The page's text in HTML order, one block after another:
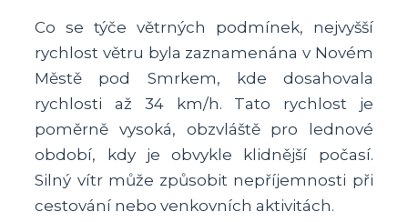
Co se týče větrných podmínek, nejvyšší
rychlost větru byla zaznamenána v Novém
Městě pod Smrkem, kde dosahovala
rychlosti až 34 km/h. Tato rychlost je
poměrně vysoká, obzvláště pro lednové
období, kdy je obvykle klidnější počasí.
Silný vítr může způsobit nepříjemnosti při
cestování nebo venkovních aktivitách.